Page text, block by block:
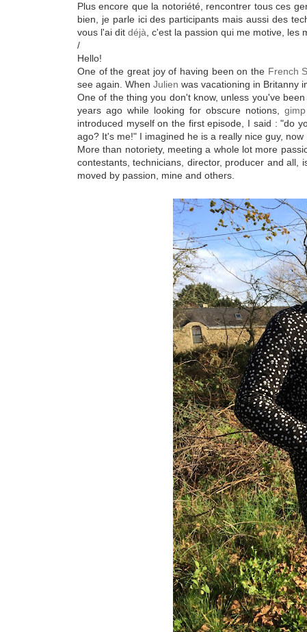
Plus encore que la notoriété, rencontrer tous ces
bien, je parle ici des participants mais aussi des
vous l'ai dit déjà, c'est la passion qui me motive, les
/
Hello!
One of the great joy of having been on the French
see again. When Julien was vacationing in Britanny
One of the thing you don't know, unless you've
years ago while looking for obscure notions, gimp
introduced myself on the first episode, I said : "do
ago? It's me!" I imagined he is a really nice guy, now
More than notoriety, meeting a whole lot more
contestants, technicians, director, producer and
moved by passion, mine and others.